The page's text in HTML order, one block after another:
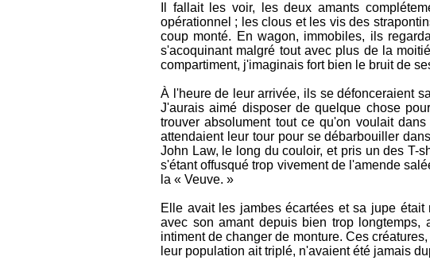
Il fallait les voir, les deux amants
opérationnel ; les clous et les vis des
coup monté. En wagon, immobiles, ils
s'acoquinant malgré tout avec plus de la
compartiment, j'imaginais fort bien le bruit de
À l'heure de leur arrivée, ils se défonceraient
J'aurais aimé disposer de quelque chose
trouver absolument tout ce qu'on voulait
attendaient leur tour pour se débarbouiller
John Law, le long du couloir, et pris un des T-
s'étant offusqué trop vivement de l'amende
la « Veuve. »
Elle avait les jambes écartées et sa jupe
avec son amant depuis bien trop
intiment de changer de monture. Ces
leur population ait triplé, n'avaient été jamais